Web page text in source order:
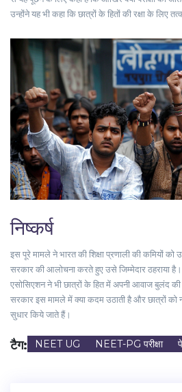
उन्होंने यह भी कहा कि छात्रों के हितों की रक्षा के लिए
निष्कर्ष
इस पूरे मामले ने भारत की शिक्षा प्रणाली की कमियों को
सरकार की आलोचना करते हुए उसे जिम्मेदार ठहराया
एसोसिएशन ने भी छात्रों के हित में अपनी आवाज बुलंद
सरकार इस मामले में क्या कदम उठाती है और छात्रों को
सुधार किये जाते हैं।
टैग: NEET UG NEET-PG परीक्षा